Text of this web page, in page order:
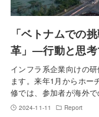
「ベトナムでの
革」—行動と思考
インフラ系企業向けの
ます。来年1月からホー
修では、参加者が海外
2024-11-11 Report